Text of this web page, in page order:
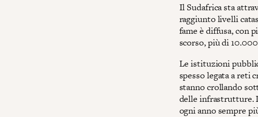
Il Sudafrica sta
raggiunto livelli
fame è diffusa, con
scorso, più di
Le istituzioni
spesso legata a reti
stanno crollando
delle infrastrutture.
ogni anno sempre